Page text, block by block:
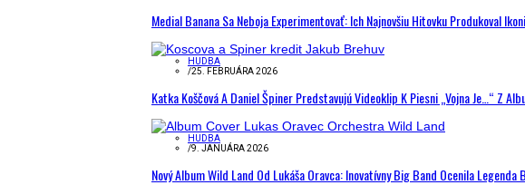
Medial Banana Sa Neboja Experimentovať: Ich Najnovšiu Hitovku Produkoval
HUDBA
/25. FEBRUÁRA 2026
Katka Koščová A Daniel Špiner Predstavujú Videoklip K Piesni „Vojna Je…“ Z
HUDBA
/9. JANUÁRA 2026
Nový Album Wild Land Od Lukáša Oravca: Inovatívny Big Band Ocenila Legenda